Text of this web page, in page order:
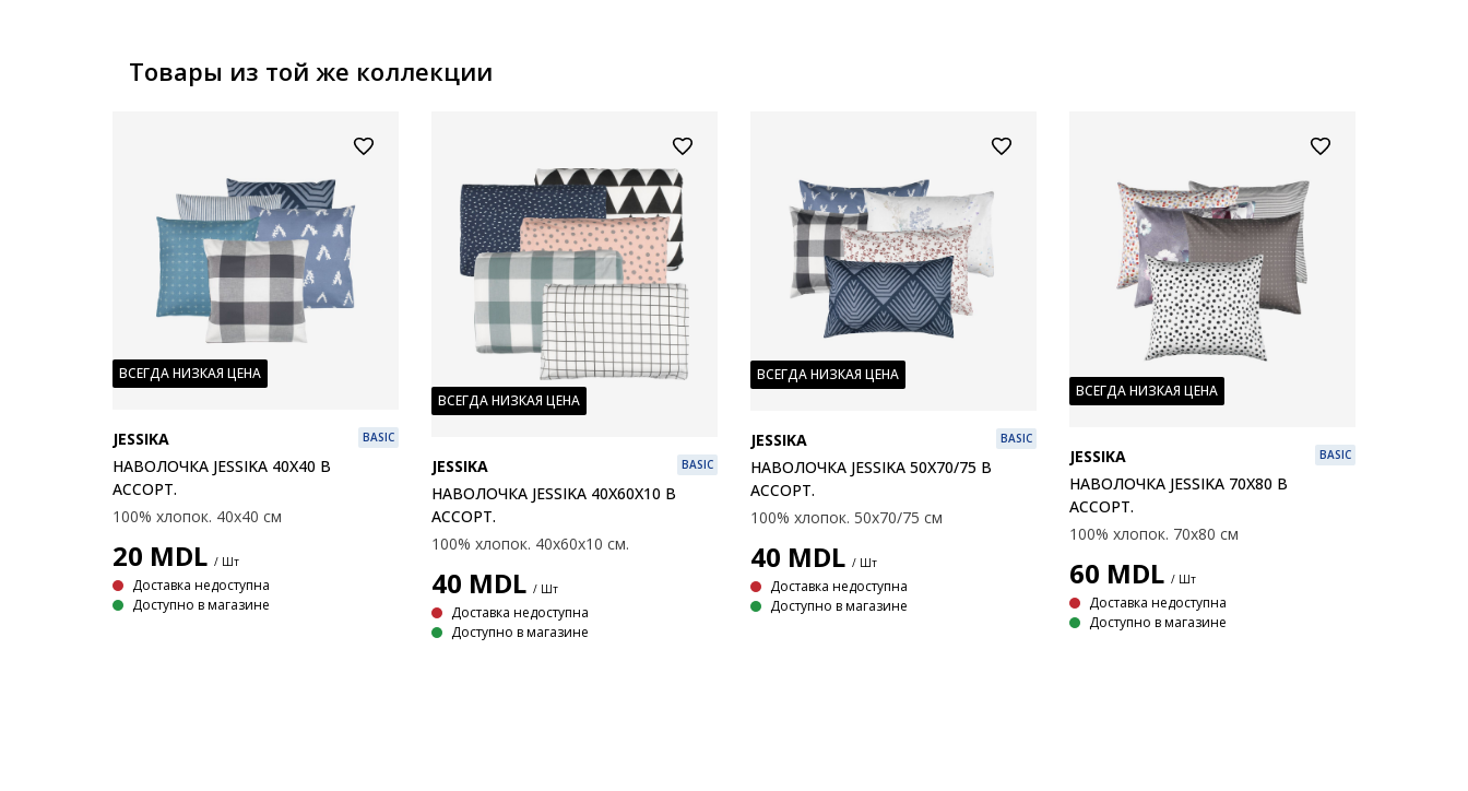
Товары из той же коллекции
ВСЕГДА НИЗКАЯ ЦЕНА
JESSIKA BASIC
НАВОЛОЧКА JESSIKA 40X40 В
АССОРТ.
100% хлопок. 40x40 см
20 MDL / Шт
Доставка недоступна
Доступно в магазине
ВСЕГДА НИЗКАЯ ЦЕНА
JESSIKA BASIC
НАВОЛОЧКА JESSIKA 40X60X10 В
АССОРТ.
100% хлопок. 40x60x10 см.
40 MDL / Шт
Доставка недоступна
Доступно в магазине
ВСЕГДА НИЗКАЯ ЦЕНА
JESSIKA BASIC
НАВОЛОЧКА JESSIKA 50X70/75 В
АССОРТ.
100% хлопок. 50x70/75 см
40 MDL / Шт
Доставка недоступна
Доступно в магазине
ВСЕГДА НИЗКАЯ ЦЕНА
JESSIKA BASIC
НАВОЛОЧКА JESSIKA 70X80 В
АССОРТ.
100% хлопок. 70x80 см
60 MDL / Шт
Доставка недоступна
Доступно в магазине